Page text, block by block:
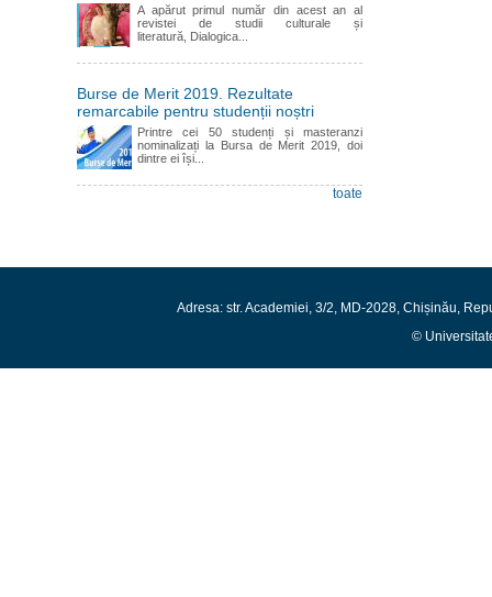
A apărut primul număr din acest an al
revistei de studii culturale și
literatură, Dialogica...
Burse de Merit 2019. Rezultate
remarcabile pentru studenții noștri
Printre cei 50 studenți și masteranzi
nominalizați la Bursa de Merit 2019, doi
dintre ei își...
toate
Adresa: str. Academiei, 3/2, MD-2028, Chișinău,
©